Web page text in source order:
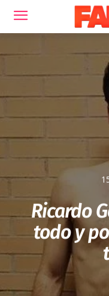
Ricardo
todo y